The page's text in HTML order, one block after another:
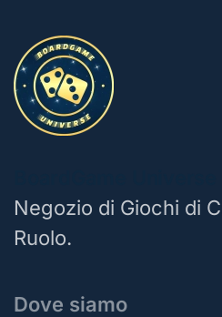
Negozio di Giochi di
Ruolo.
Dove siamo